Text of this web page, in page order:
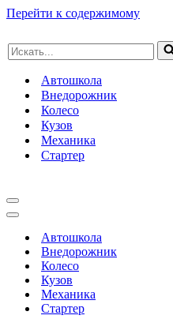
Перейти к содержимому
Искать...
Автошкола
Внедорожник
Колесо
Кузов
Механика
Стартер
Меню
навигации
Меню
навигацииАвтошкола
Внедорожник
Колесо
Кузов
Механика
Стартер